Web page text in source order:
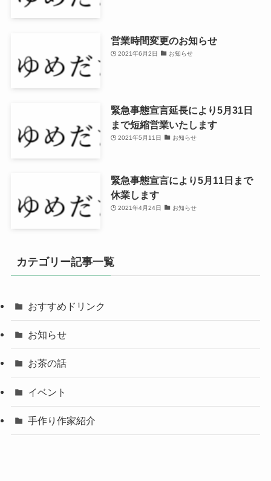
営業時間変更のお知らせ
2021年6月2日 お知らせ
緊急事態宣言延長により5月31日
まで短縮営業いたします
2021年5月11日 お知らせ
緊急事態宣言により5月11日まで
休業します
2021年4月24日 お知らせ
カテゴリー記事一覧
おすすめドリンク
お知らせ
お茶の話
イベント
手作り作家紹介